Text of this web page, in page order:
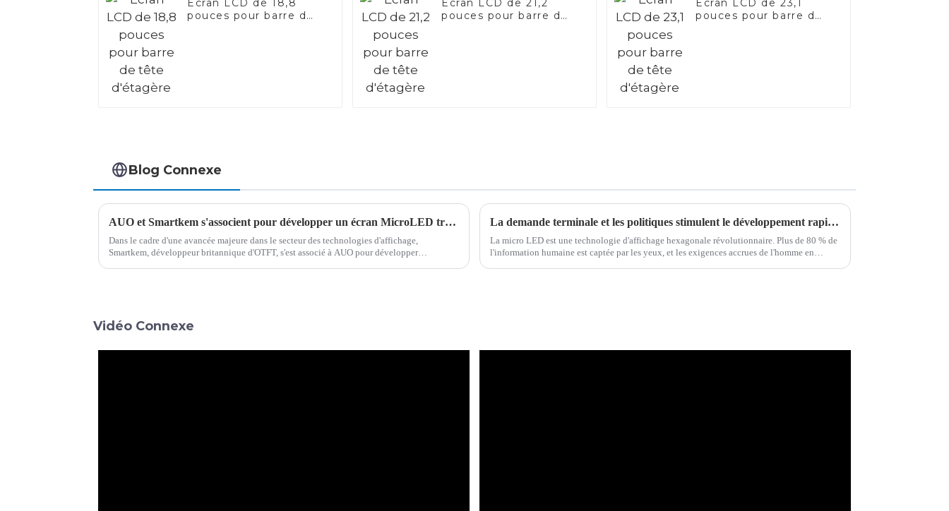
Écran LCD de 18,8
pouces pour barre de
Écran LCD de 21,2
pouces pour barre de
Écran LCD de 23,1
pouces pour barre de
Blog Connexe
AUO et Smartkem s'associent pour développer un écran MicroLED transparent enroulable
Dans le cadre d'une avancée majeure dans le secteur des technologies d'affichage,
Smartkem, développeur britannique d'OTFT, s'est associé à AUO pour développer
La demande terminale et les politiques stimulent le développement rapide de l'industrie des micro LED
La micro LED est une technologie d'affichage hexagonale révolutionnaire. Plus de 80 % de
l'information humaine est captée par les yeux, et les exigences accrues de l'homme en
Vidéo Connexe